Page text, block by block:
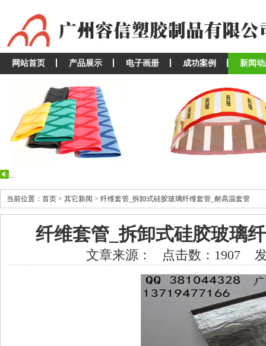
网站首页 产品展示 电子画册 成功案例 新闻
......
当前位置：首页 > 其它新闻 > 纤维套管_拆卸式硅胶玻璃纤维套管_耐高温套管
纤维套管_拆卸式硅胶玻璃
文章来源： 点击数：1907 发